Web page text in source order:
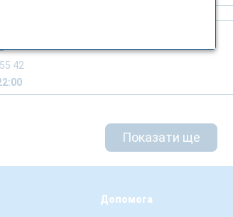
вул. Вербицького М. (вул.
42
Показати ще
Допомога